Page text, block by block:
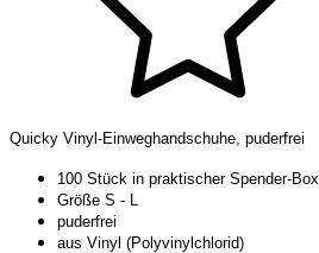
Quicky Vinyl-Einweghandschuhe, puderfrei
100 Stück in praktischer Spender-Box
Größe S - L
puderfrei
aus Vinyl (Polyvinylchlorid)